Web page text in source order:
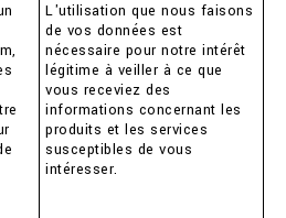
L'utilisation que nous faisons
de vos données est
nécessaire pour notre intérêt
légitime à veiller à ce que
vous receviez des
informations concernant les
produits et les services
susceptibles de vous
intéresser.